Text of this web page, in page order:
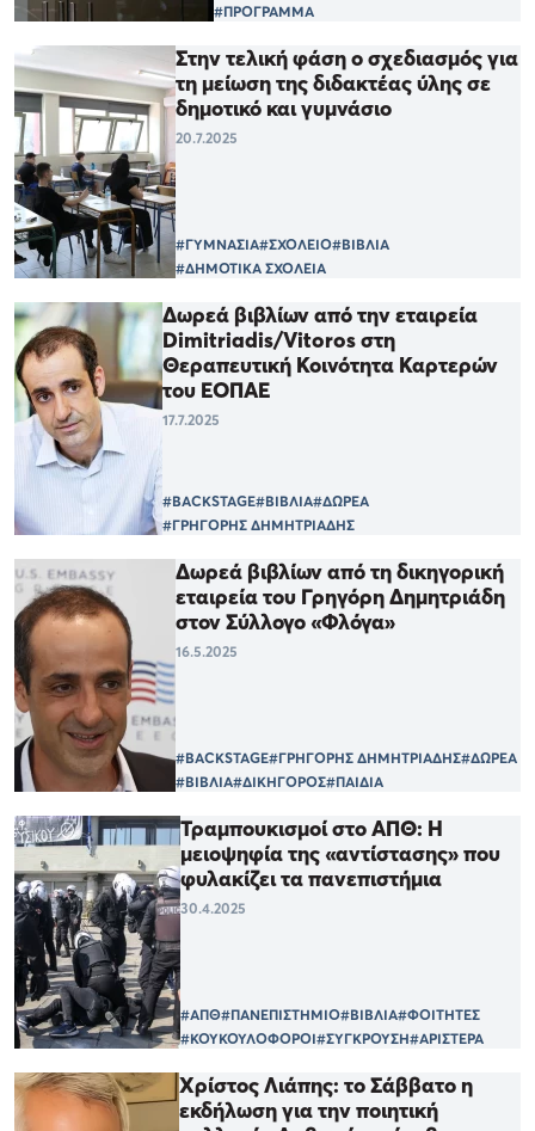
#ΠΡΟΓΡΑΜΜΑ
Στην τελική φάση ο σχεδιασμός για
τη μείωση της διδακτέας ύλης σε
δημοτικό και γυμνάσιο
20.7.2025
#ΓΥΜΝΑΣΙΑ#ΣΧΟΛΕΙΟ#ΒΙΒΛΙΑ
#ΔΗΜΟΤΙΚΑ ΣΧΟΛΕΙΑ
Δωρεά βιβλίων από την εταιρεία
Dimitriadis/Vitoros στη
Θεραπευτική Κοινότητα Καρτερών
του ΕΟΠΑΕ
17.7.2025
#BACKSTAGE#ΒΙΒΛΙΑ#ΔΩΡΕΑ
#ΓΡΗΓΟΡΗΣ ΔΗΜΗΤΡΙΑΔΗΣ
Δωρεά βιβλίων από τη δικηγορική
εταιρεία του Γρηγόρη Δημητριάδη
στον Σύλλογο «Φλόγα»
16.5.2025
#BACKSTAGE#ΓΡΗΓΟΡΗΣ ΔΗΜΗΤΡΙΑΔΗΣ#ΔΩΡΕΑ
#ΒΙΒΛΙΑ#ΔΙΚΗΓΟΡΟΣ#ΠΑΙΔΙΑ
Τραμπουκισμοί στο ΑΠΘ: Η
μειοψηφία της «αντίστασης» που
φυλακίζει τα πανεπιστήμια
30.4.2025
#ΑΠΘ#ΠΑΝΕΠΙΣΤΗΜΙΟ#ΒΙΒΛΙΑ#ΦΟΙΤΗΤΕΣ
#ΚΟΥΚΟΥΛΟΦΟΡΟΙ#ΣΥΓΚΡΟΥΣΗ#ΑΡΙΣΤΕΡΑ
Χρίστος Λιάπης: το Σάββατο η
εκδήλωση για την ποιητική